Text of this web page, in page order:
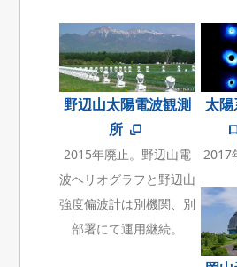
野辺山太陽電波観測
所
2015年廃止。野辺山電
波ヘリオグラフと野辺山
強度偏波計は別機関、別
部署にて運用継続。
太
2017